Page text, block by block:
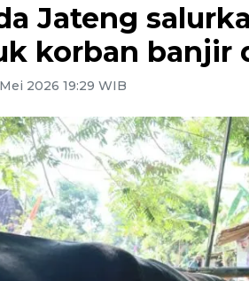
Jateng
korban banjir
2026 19:29 WIB